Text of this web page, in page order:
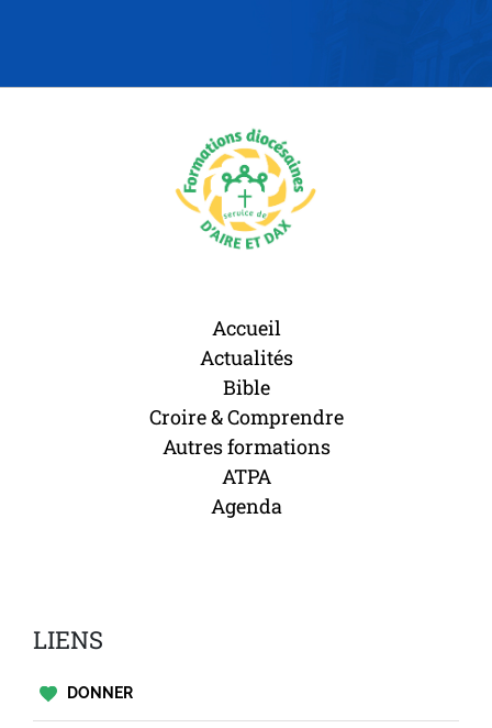
Accueil
Actualités
Bible
Croire & Comprendre
Autres formations
ATPA
Agenda
LIENS
DONNER